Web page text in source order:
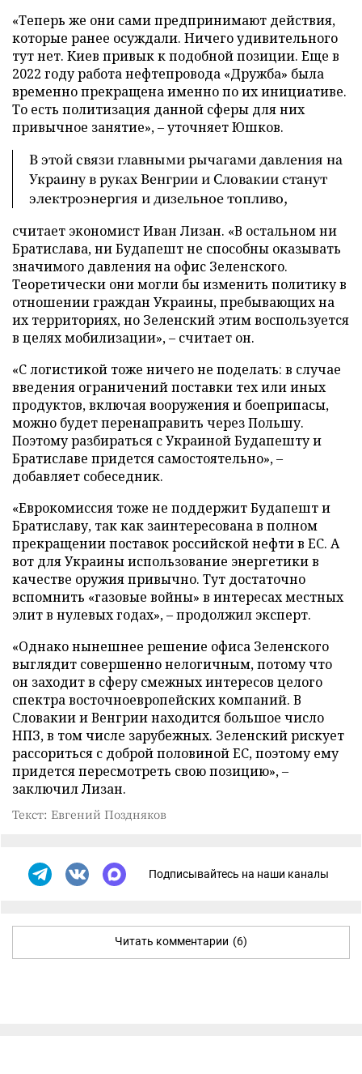
«Теперь же они сами предпринимают действия,
которые ранее осуждали. Ничего удивительного
тут нет. Киев привык к подобной позиции. Еще в
2022 году работа нефтепровода «Дружба» была
временно прекращена именно по их инициативе.
То есть политизация данной сферы для них
привычное занятие», – уточняет Юшков.
В этой связи главными рычагами давления на
Украину в руках Венгрии и Словакии станут
электроэнергия и дизельное топливо,
считает экономист Иван Лизан. «В остальном ни
Братислава, ни Будапешт не способны оказывать
значимого давления на офис Зеленского.
Теоретически они могли бы изменить политику в
отношении граждан Украины, пребывающих на
их территориях, но Зеленский этим воспользуется
в целях мобилизации», – считает он.
«С логистикой тоже ничего не поделать: в случае
введения ограничений поставки тех или иных
продуктов, включая вооружения и боеприпасы,
можно будет перенаправить через Польшу.
Поэтому разбираться с Украиной Будапешту и
Братиславе придется самостоятельно», –
добавляет собеседник.
«Еврокомиссия тоже не поддержит Будапешт и
Братиславу, так как заинтересована в полном
прекращении поставок российской нефти в ЕС. А
вот для Украины использование энергетики в
качестве оружия привычно. Тут достаточно
вспомнить «газовые войны» в интересах местных
элит в нулевых годах», – продолжил эксперт.
«Однако нынешнее решение офиса Зеленского
выглядит совершенно нелогичным, потому что
он заходит в сферу смежных интересов целого
спектра восточноевропейских компаний. В
Словакии и Венгрии находится большое число
НПЗ, в том числе зарубежных. Зеленский рискует
рассориться с доброй половиной ЕС, поэтому ему
придется пересмотреть свою позицию», –
заключил Лизан.
Текст: Евгений Поздняков
Подписывайтесь на наши каналы
Читать комментарии (6)